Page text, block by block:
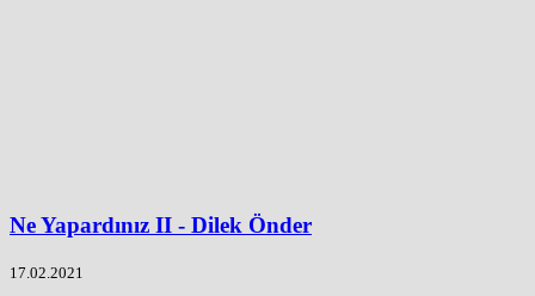
Ne Yapardınız II - Dilek Önder
17.02.2021